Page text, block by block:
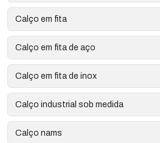
Calço em fita
Calço em fita de aço
Calço em fita de inox
Calço industrial sob medida
Calço nams